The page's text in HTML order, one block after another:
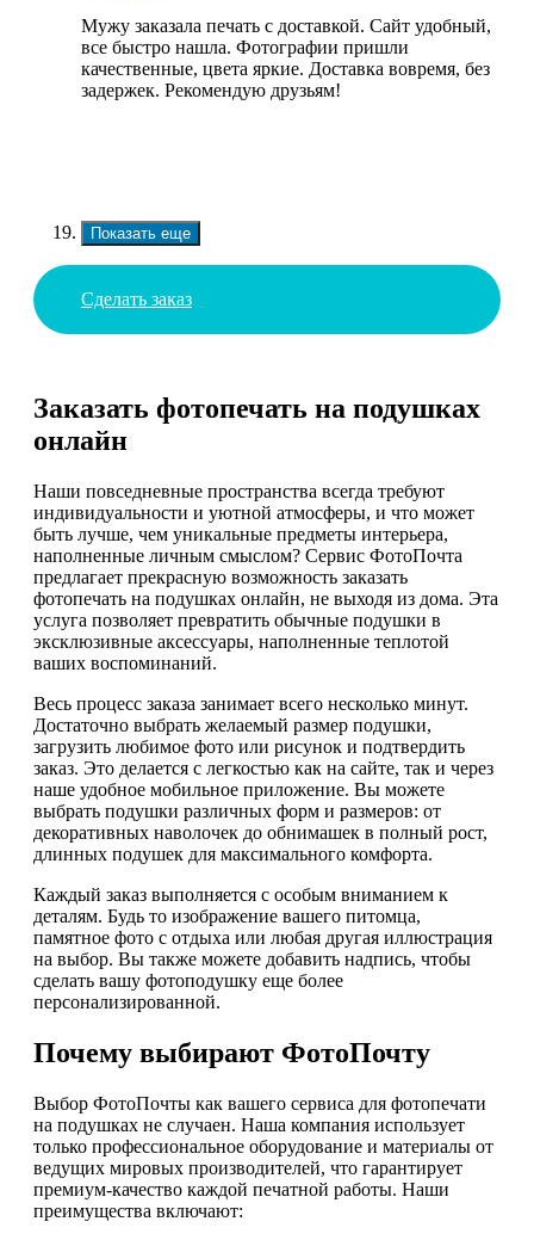
Мужу заказала печать с доставкой. Сайт удобный,
все быстро нашла. Фотографии пришли
качественные, цвета яркие. Доставка вовремя, без
задержек. Рекомендую друзьям!
Показать еще
Сделать заказ
Заказать фотопечать на подушках
онлайн
Наши повседневные пространства всегда требуют
индивидуальности и уютной атмосферы, и что может
быть лучше, чем уникальные предметы интерьера,
наполненные личным смыслом? Сервис ФотоПочта
предлагает прекрасную возможность заказать
фотопечать на подушках онлайн, не выходя из дома. Эта
услуга позволяет превратить обычные подушки в
эксклюзивные аксессуары, наполненные теплотой
ваших воспоминаний.
Весь процесс заказа занимает всего несколько минут.
Достаточно выбрать желаемый размер подушки,
загрузить любимое фото или рисунок и подтвердить
заказ. Это делается с легкостью как на сайте, так и через
наше удобное мобильное приложение. Вы можете
выбрать подушки различных форм и размеров: от
декоративных наволочек до обнимашек в полный рост,
длинных подушек для максимального комфорта.
Каждый заказ выполняется с особым вниманием к
деталям. Будь то изображение вашего питомца,
памятное фото с отдыха или любая другая иллюстрация
на выбор. Вы также можете добавить надпись, чтобы
сделать вашу фотоподушку еще более
персонализированной.
Почему выбирают ФотоПочту
Выбор ФотоПочты как вашего сервиса для фотопечати
на подушках не случаен. Наша компания использует
только профессиональное оборудование и материалы от
ведущих мировых производителей, что гарантирует
премиум-качество каждой печатной работы. Наши
преимущества включают: